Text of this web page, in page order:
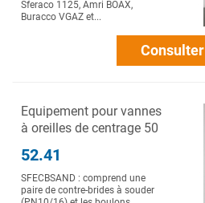
Sferaco 1125, Amri BOAX,
Buracco VGAZ et...
Consulter
Equipement pour vannes
à oreilles de centrage 50
52.41
SFECBSAND : comprend une
paire de contre-brides à souder